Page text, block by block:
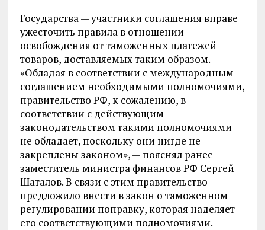
Государства — участники соглашения вправе
ужесточить правила в отношении
освобождения от таможенных платежей
товаров, доставляемых таким образом.
«Обладая в соответствии с международным
соглашением необходимыми полномочиями,
правительство РФ, к сожалению, в
соответствии с действующим
законодательством такими полномочиями
не обладает, поскольку они нигде не
закреплены законом», — пояснял ранее
заместитель министра финансов РФ Сергей
Шаталов. В связи с этим правительство
предложило внести в закон о таможенном
регулировании поправку, которая наделяет
его соответствующими полномочиями.